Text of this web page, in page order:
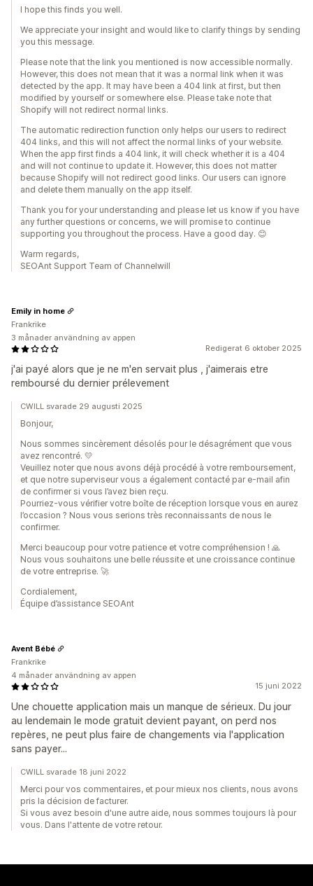
I hope this finds you well.
We appreciate your insight and would like to clarify things by sending
you this message.
Please note that the link you mentioned is now accessible normally.
However, this does not mean that it was a normal link when it was
detected by the app. It may have been a 404 link at first, but then
modified by yourself or somewhere else. Please take note that
Shopify will not redirect normal links.
The automatic redirection function only helps our users to redirect
404 links, and this will not affect the normal links of your website.
When the app first finds a 404 link, it will check whether it is a 404
and will not continue to update it. However, this does not matter
because Shopify will not redirect good links. Our users can ignore
and delete them manually on the app itself.
Thank you for your understanding and please let us know if you have
any further questions or concerns, we will promise to continue
supporting you throughout the process. Have a good day. 😊
Warm regards,
SEOAnt Support Team of Channelwill
Redigerat 6 oktober 2025
j'ai payé alors que je ne m'en servait plus , j'aimerais etre
remboursé du dernier prélevement
Emily in home
Frankrike
3 månader användning av appen
CWILL svarade 29 augusti 2025
Bonjour,
Nous sommes sincèrement désolés pour le désagrément que vous
avez rencontré. 💛
Veuillez noter que nous avons déjà procédé à votre remboursement,
et que notre superviseur vous a également contacté par e-mail afin
de confirmer si vous l’avez bien reçu.
Pourriez-vous vérifier votre boîte de réception lorsque vous en aurez
l’occasion ? Nous vous serions très reconnaissants de nous le
confirmer.
Merci beaucoup pour votre patience et votre compréhension ! 🙏
Nous vous souhaitons une belle réussite et une croissance continue
de votre entreprise. 🚀
Cordialement,
Équipe d’assistance SEOAnt
15 juni 2022
Une chouette application mais un manque de sérieux. Du jour
au lendemain le mode gratuit devient payant, on perd nos
repères, ne peut plus faire de changements via l'application
sans payer...
Avent Bébé
Frankrike
4 månader användning av appen
CWILL svarade 18 juni 2022
Merci pour vos commentaires, et pour mieux nos clients, nous avons
pris la décision de facturer.
Si vous avez besoin d'une autre aide, nous sommes toujours là pour
vous. Dans l'attente de votre retour.